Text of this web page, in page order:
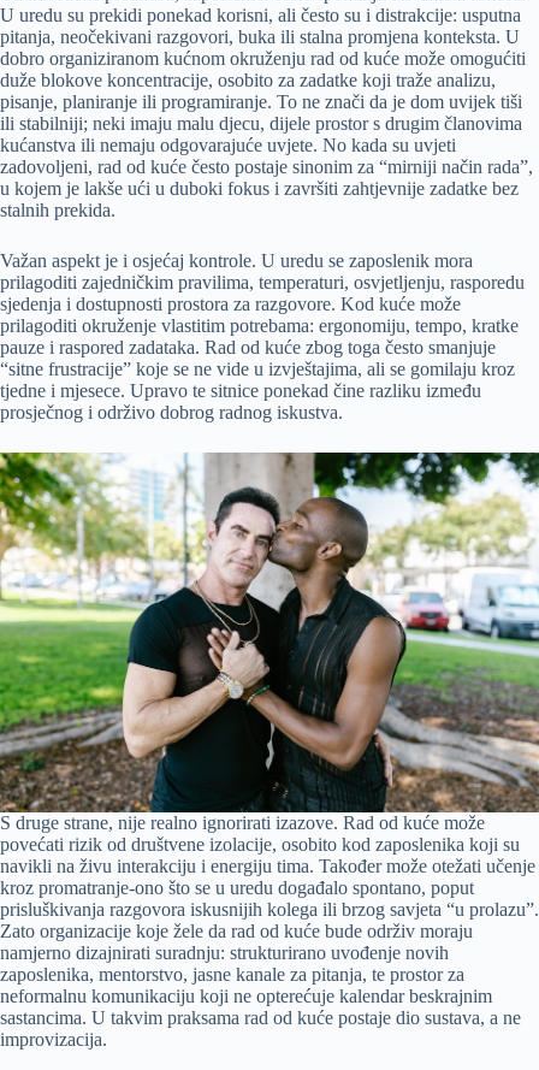
U uredu su prekidi ponekad korisni, ali često su i distrakcije: usputna
pitanja, neočekivani razgovori, buka ili stalna promjena konteksta. U
dobro organiziranom kućnom okruženju rad od kuće može omogućiti
duže blokove koncentracije, osobito za zadatke koji traže analizu,
pisanje, planiranje ili programiranje. To ne znači da je dom uvijek tiši
ili stabilniji; neki imaju malu djecu, dijele prostor s drugim članovima
kućanstva ili nemaju odgovarajuće uvjete. No kada su uvjeti
zadovoljeni, rad od kuće često postaje sinonim za “mirniji način rada”,
u kojem je lakše ući u duboki fokus i završiti zahtjevnije zadatke bez
stalnih prekida.
Važan aspekt je i osjećaj kontrole. U uredu se zaposlenik mora
prilagoditi zajedničkim pravilima, temperaturi, osvjetljenju, rasporedu
sjedenja i dostupnosti prostora za razgovore. Kod kuće može
prilagoditi okruženje vlastitim potrebama: ergonomiju, tempo, kratke
pauze i raspored zadataka. Rad od kuće zbog toga često smanjuje
“sitne frustracije” koje se ne vide u izvještajima, ali se gomilaju kroz
tjedne i mjesece. Upravo te sitnice ponekad čine razliku između
prosječnog i održivo dobrog radnog iskustva.
S druge strane, nije realno ignorirati izazove. Rad od kuće može
povećati rizik od društvene izolacije, osobito kod zaposlenika koji su
navikli na živu interakciju i energiju tima. Također može otežati učenje
kroz promatranje-ono što se u uredu događalo spontano, poput
prisluškivanja razgovora iskusnijih kolega ili brzog savjeta “u prolazu”.
Zato organizacije koje žele da rad od kuće bude održiv moraju
namjerno dizajnirati suradnju: strukturirano uvođenje novih
zaposlenika, mentorstvo, jasne kanale za pitanja, te prostor za
neformalnu komunikaciju koji ne opterećuje kalendar beskrajnim
sastancima. U takvim praksama rad od kuće postaje dio sustava, a ne
improvizacija.